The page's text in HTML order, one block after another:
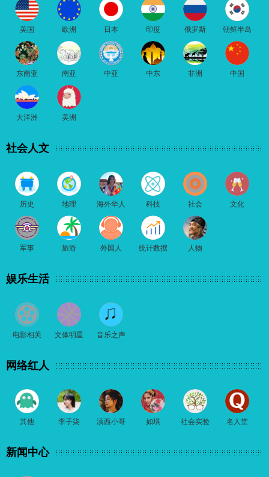
美国 欧洲 日本 印度 俄罗斯 朝鲜半岛
东南亚 南亚 中亚 中东 非洲 中国
大洋洲 美洲
社会人文
历史 地理 海外华人 科技 社会 文化
军事 旅游 外国人 统计数据 人物
娱乐生活
电影相关 文体明星 音乐之声
网络红人
其他 李子柒 滇西小哥 如琪 社会实验 名人堂
新闻中心